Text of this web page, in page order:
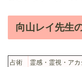
向山レイ先生
占術
霊感・霊視・ア